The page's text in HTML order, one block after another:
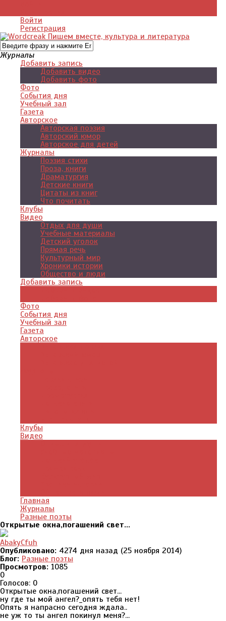
Войти
Регистрация
Журналы
Добавить запись
Добавить видео
Добавить фото
Фото
События дня
Учебный зал
Газета
Авторское
Авторская поэзия
Авторский юмор
Авторское для детей
Журналы
Поэзия стихи
Проза, книги
Драматургия
Детские книги
Цитаты из книг
Что почитать
Клубы
Видео
Отдых для души
Учебные материалы
Детский уголок
Прямая речь
Культурный мир
Хроники истории
Общество и люди
Добавить запись
Фото
События дня
Учебный зал
Газета
Авторское
Клубы
Видео
Главная
Журналы
Разные поэты
Открытые окна,погашений свет...
AbakyCfuh
Опубликовано: 4274 дня назад (25 ноября 2014)
Блог: Разные поэты
Просмотров: 1085
0
Голосов: 0
Открытые окна,погашений свет...
ну где ты мой ангел?_опять тебя нет!
Опять я напрасно сегодня ждала..
не уж то ты ангел покинул меня?...